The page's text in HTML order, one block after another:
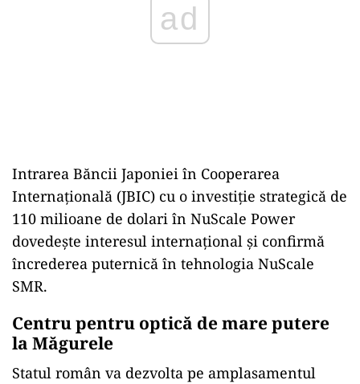
ad
Intrarea Băncii Japoniei în Cooperarea
Internațională (JBIC) cu o investiție strategică de
110 milioane de dolari în NuScale Power
dovedește interesul internațional și confirmă
încrederea puternică în tehnologia NuScale
SMR.
Centru pentru optică de mare putere
la Măgurele
Statul român va dezvolta pe amplasamentul